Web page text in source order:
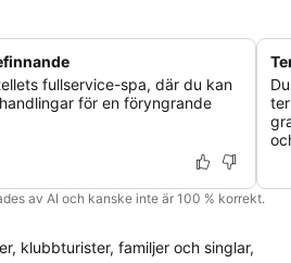
fullservice-spa, där du kan
för en föryngrande
av AI och kanske inte är 100 % korrekt.
klubbturister, familjer och singlar,